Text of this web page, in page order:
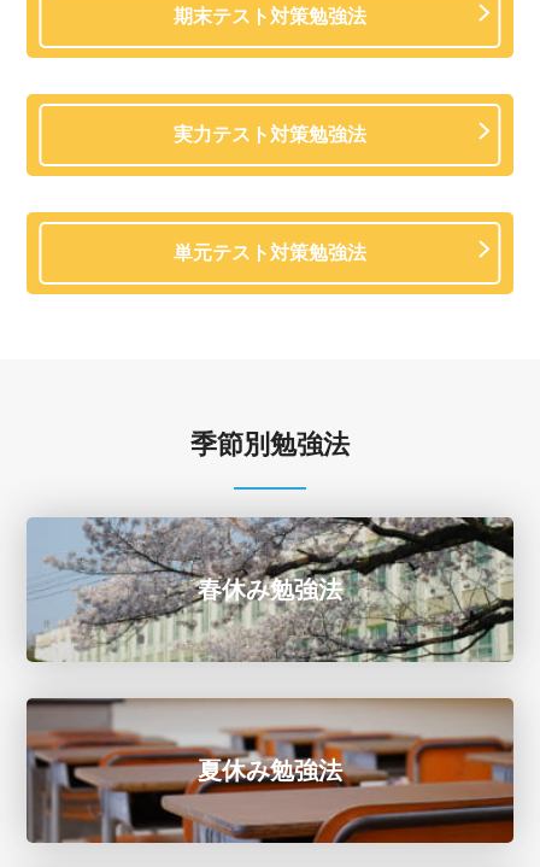
期末テスト対策勉強法
実力テスト対策勉強法
単元テスト対策勉強法
季節別勉強法
春休み勉強法
夏休み勉強法